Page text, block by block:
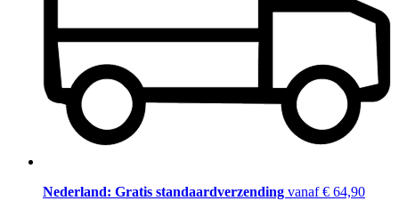
Nederland: Gratis standaardverzending vanaf € 64,90